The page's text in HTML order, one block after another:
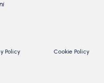
Policy Cookie Policy